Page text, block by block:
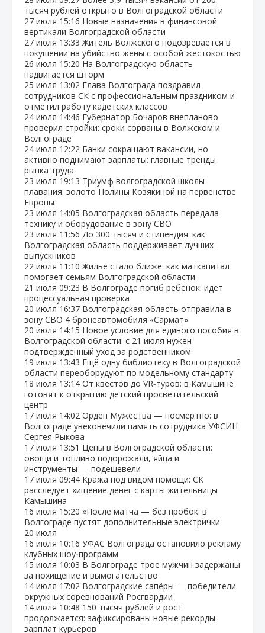
тысяч рублей открыто в Волгоградской области
27 июля 15:16 Новые назначения в финансовой
вертикали Волгоградской области
27 июля 13:33 Житель Волжского подозревается в
покушении на убийство жены с особой жестокостью
26 июля 15:20 На Волгоградскую область
надвигается шторм
25 июля 13:02 Глава Волгограда поздравил
сотрудников СК с профессиональным праздником и
отметил работу кадетских классов
24 июля 14:46 Губернатор Бочаров внепланово
проверил стройки: сроки сорваны в Волжском и
Волгограде
24 июля 12:22 Банки сокращают вакансии, но
активно поднимают зарплаты: главные тренды
рынка труда
23 июля 19:13 Триумф волгоградской школы
плавания: золото Полины Козякиной на первенстве
Европы
23 июля 14:05 Волгоградская область передала
технику и оборудование в зону СВО
23 июля 11:56 До 300 тысяч и стипендия: как
Волгоградская область поддерживает лучших
выпускников
22 июля 11:10 Жильё стало ближе: как маткапитал
помогает семьям Волгоградской области
21 июля 09:23 В Волгограде погиб ребёнок: идёт
процессуальная проверка
20 июля 16:37 Волгоградская область отправила в
зону СВО 4 бронеавтомобиля «Сармат»
20 июля 14:15 Новое условие для единого пособия в
Волгоградской области: с 21 июля нужен
подтверждённый уход за родственником
19 июля 13:43 Ещё одну библиотеку в Волгоградской
области переоборудуют по модельному стандарту
18 июля 13:14 От квестов до VR‑туров: в Камышине
готовят к открытию детский просветительский
центр
17 июля 14:02 Орден Мужества — посмертно: в
Волгограде увековечили память сотрудника УФСИН
Сергея Рыкова
17 июля 13:51 Цены в Волгоградской области:
овощи и топливо подорожали, яйца и
инструменты — подешевели
17 июля 09:44 Кража под видом помощи: СК
расследует хищение денег с карты жительницы
Камышина
16 июля 15:20 «После матча — без пробок: в
Волгограде пустят дополнительные электрички
20 июля
16 июля 10:16 УФАС Волгограда остановило рекламу
клубных шоу‑программ
15 июля 10:03 В Волгограде трое мужчин задержаны
за похищение и вымогательство
14 июля 17:02 Волгоградские сапёры — победители
окружных соревнований Росгвардии
14 июля 10:48 150 тысяч рублей и рост
продолжается: зафиксированы новые рекорды
зарплат курьеров